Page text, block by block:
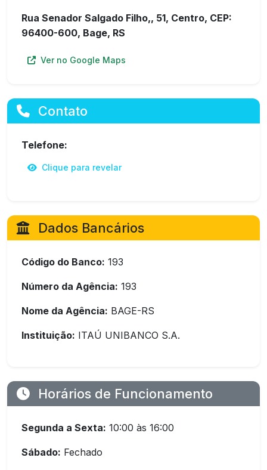
Rua Senador Salgado Filho,, 51, Centro, CEP:
96400-600, Bage, RS
Ver no Google Maps
Contato
Telefone:
Clique para revelar
Dados Bancários
Código do Banco: 193
Número da Agência: 193
Nome da Agência: BAGE-RS
Instituição: ITAÚ UNIBANCO S.A.
Horários de Funcionamento
Segunda a Sexta: 10:00 às 16:00
Sábado: Fechado